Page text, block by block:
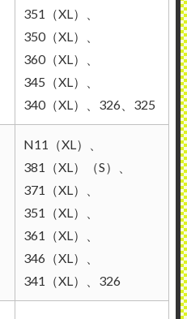
351（XL）、
350（XL）、
360（XL）、
345（XL）、
340（XL）、326、325
N11（XL）、
381（XL）（S）、
371（XL）、
351（XL）、
361（XL）、
346（XL）、
341（XL）、326